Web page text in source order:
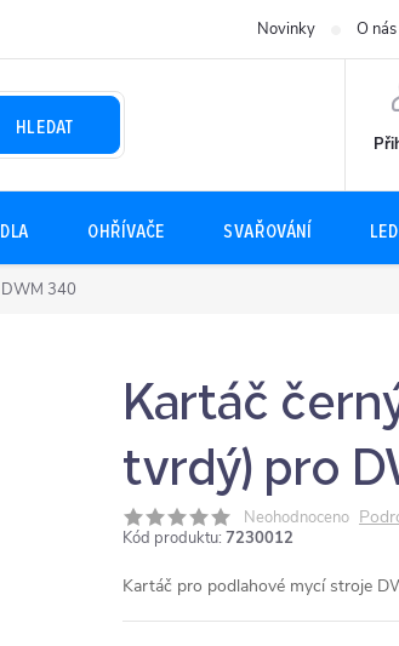
Novinky O nás
HLEDAT
OHŘÍVAČE SVAŘOVÁNÍ
340
Kartáč
tvrdý) pro
Neohodnoceno
Kód produktu: 7230012
Kartáč pro podlahové mycí stroje